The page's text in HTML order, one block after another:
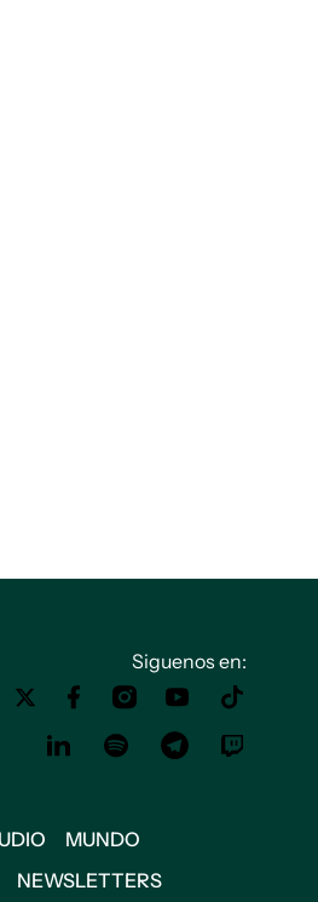
Siguenos en:
MUNDO
NEWSLETTERS